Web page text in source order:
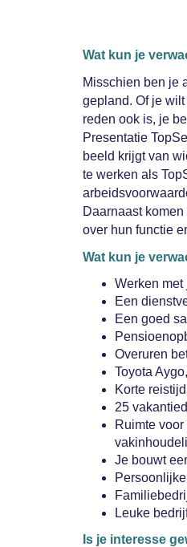
Wat kun je
Misschien ben je
gepland. Of je
reden ook is, je
Presentatie
beeld krijgt van
te werken als
Daarnaast
over hun functie
Wat kun je
Werken met
Een
Een goed
Overuren
Toyota
Korte
25
Ruimte
Je bouwt
Leuke
Is je interesse